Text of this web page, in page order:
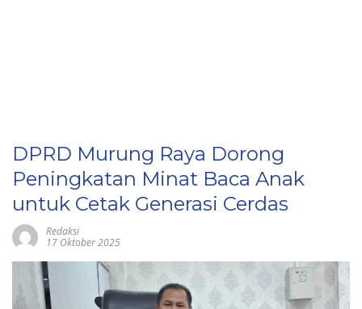
DPRD Murung Raya Dorong
Peningkatan Minat Baca Anak
untuk Cetak Generasi Cerdas
Redaksi
17 Oktober 2025